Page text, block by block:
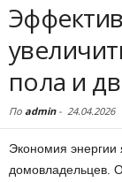
пола и
По admin- 24.04.2026
Экономия энергии
домовладельцев.